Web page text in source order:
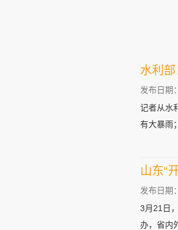
水利
发布日期
记者从水
有大暴雨
山东“
发布日期
3月21日
办，省内